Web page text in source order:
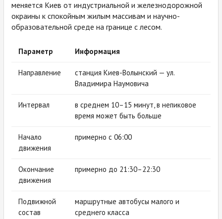
меняется Киев от индустриальной и железнодорожной
окраины к спокойным жилым массивам и научно-
образовательной среде на границе с лесом.
Параметр Информация
Направление
станция Киев-Волынский — ул.
Владимира Наумовича
Интервал
в среднем 10–15 минут, в непиковое
время может быть больше
Начало
движения
примерно с 06:00
Окончание
движения
примерно до 21:30–22:30
Подвижной
состав
маршрутные автобусы малого и
среднего класса